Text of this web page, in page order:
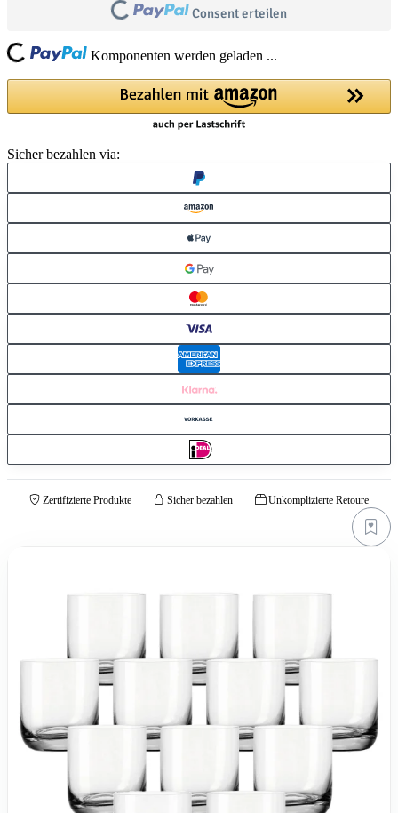
Loading... Consent erteilen
Loading... Komponenten werden geladen ...
Sicher bezahlen via:
Zertifizierte Produkte Sicher bezahlen Unkomplizierte Retoure